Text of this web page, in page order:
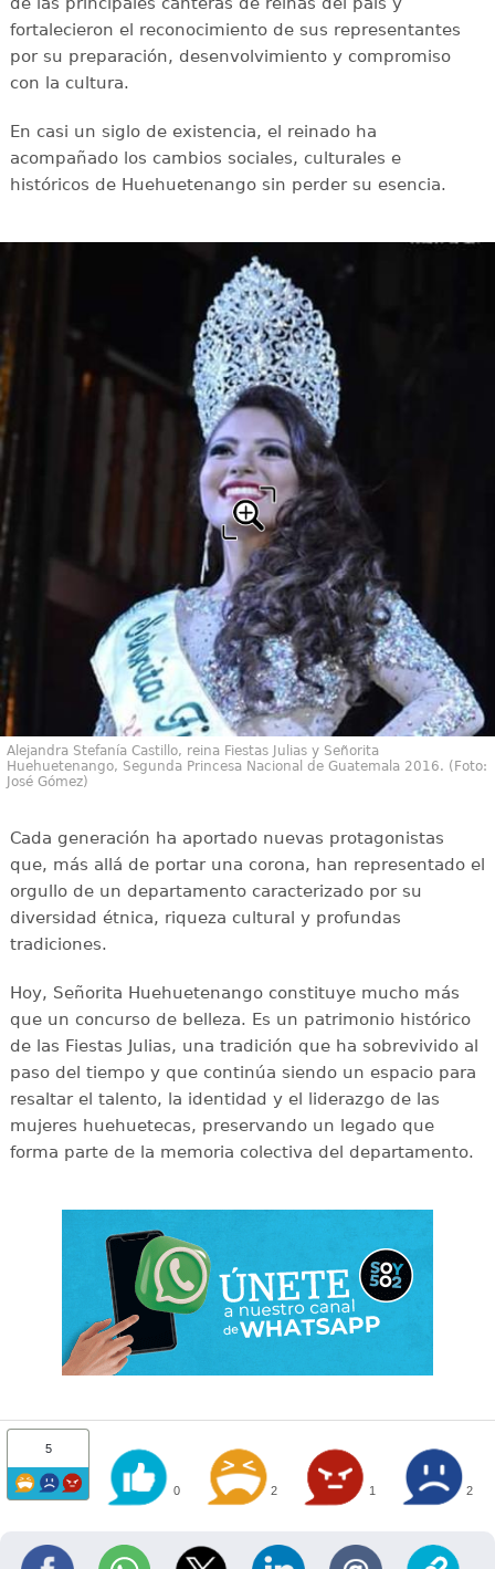
fortalecieron el reconocimiento de sus representantes
por su preparación, desenvolvimiento y compromiso
con la cultura.
En casi un siglo de existencia, el reinado ha
acompañado los cambios sociales, culturales e
históricos de Huehuetenango sin perder su esencia.
Alejandra Stefanía Castillo, reina Fiestas Julias y Señorita
Huehuetenango, Segunda Princesa Nacional de Guatemala 2016. (Foto:
José Gómez)
Cada generación ha aportado nuevas protagonistas
que, más allá de portar una corona, han representado el
orgullo de un departamento caracterizado por su
diversidad étnica, riqueza cultural y profundas
tradiciones.
Hoy, Señorita Huehuetenango constituye mucho más
que un concurso de belleza. Es un patrimonio histórico
de las Fiestas Julias, una tradición que ha sobrevivido al
paso del tiempo y que continúa siendo un espacio para
resaltar el talento, la identidad y el liderazgo de las
mujeres huehuetecas, preservando un legado que
forma parte de la memoria colectiva del departamento.
5
0 2 1 2